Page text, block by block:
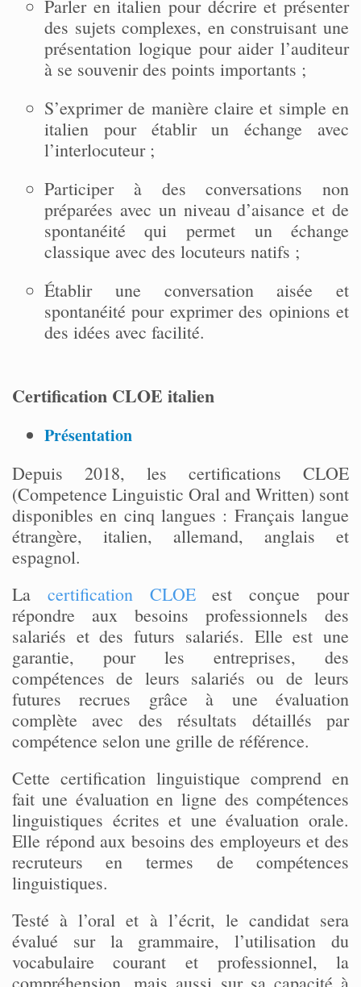
Parler en italien pour décrire et présenter
des sujets complexes, en construisant une
présentation logique pour aider l’auditeur
à se souvenir des points importants ;
S’exprimer de manière claire et simple en
italien pour établir un échange avec
l’interlocuteur ;
Participer à des conversations non
préparées avec un niveau d’aisance et de
spontanéité qui permet un échange
classique avec des locuteurs natifs ;
Établir une conversation aisée et
spontanéité pour exprimer des opinions et
des idées avec facilité.
Certification CLOE italien
Présentation
Depuis 2018, les certifications CLOE
(Competence Linguistic Oral and Written) sont
disponibles en cinq langues : Français langue
étrangère, italien, allemand, anglais et
espagnol.
La certification CLOEest conçue pour
répondre aux besoins professionnels des
salariés et des futurs salariés. Elle est une
garantie, pour les entreprises, des
compétences de leurs salariés ou de leurs
futures recrues grâce à une évaluation
complète avec des résultats détaillés par
compétence selon une grille de référence.
Cette certification linguistique comprend en
fait une évaluation en ligne des compétences
linguistiques écrites et une évaluation orale.
Elle répond aux besoins des employeurs et des
recruteurs en termes de compétences
linguistiques.
Testé à l’oral et à l’écrit, le candidat sera
évalué sur la grammaire, l’utilisation du
vocabulaire courant et professionnel, la